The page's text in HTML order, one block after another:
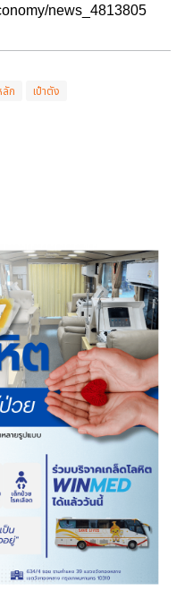
news_4813805
ก เป๋าตัง